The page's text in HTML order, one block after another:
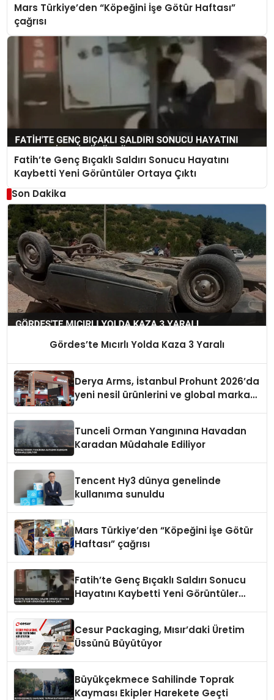
Mars Türkiye’den “Köpeğini İşe Götür Haftası”
çağrısı
Fatih’te Genç Bıçaklı Saldırı Sonucu Hayatını
Kaybetti Yeni Görüntüler Ortaya Çıktı
Son Dakika
Gördes’te Mıcırlı Yolda Kaza 3 Yaralı
Derya Arms, İstanbul Prohunt 2026’da
yeni nesil ürünlerini ve global marka
Tunceli Orman Yangınına Havadan
Karadan Müdahale Ediliyor
Tencent Hy3 dünya genelinde
kullanıma sunuldu
Mars Türkiye’den “Köpeğini İşe Götür
Haftası” çağrısı
Fatih’te Genç Bıçaklı Saldırı Sonucu
Hayatını Kaybetti Yeni Görüntüler
Cesur Packaging, Mısır’daki Üretim
Üssünü Büyütüyor
Büyükçekmece Sahilinde Toprak
Kayması Ekipler Harekete Geçti